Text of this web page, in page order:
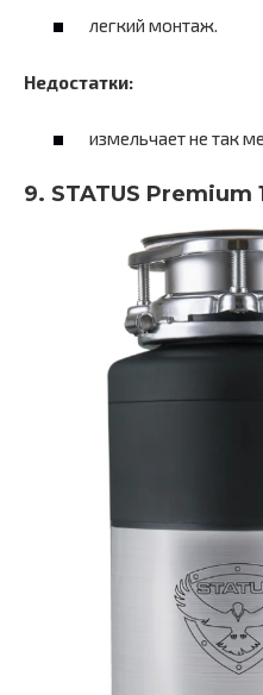
легкий монтаж.
Недостатки:
измельчает не так
9. STATUS Premium